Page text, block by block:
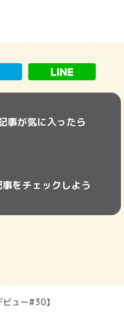
事が気に入ったら
をチェックしよう
ュー#30】